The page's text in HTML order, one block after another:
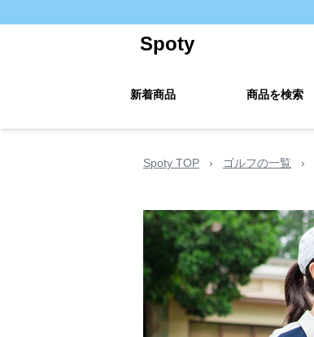
Spoty
新着商品 商品を検索
Spoty TOP › ゴルフの一覧 ›